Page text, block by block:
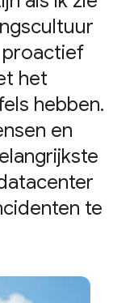
proactief
het
hebben.
en
te